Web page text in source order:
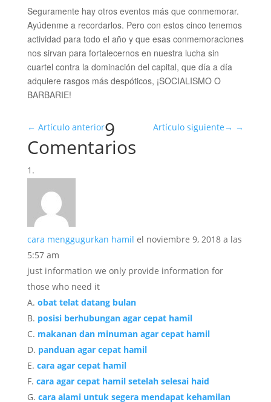
Seguramente hay otros eventos más que conmemorar.
Ayúdenme a recordarlos. Pero con estos cinco tenemos
actividad para todo el año y que esas conmemoraciones
nos sirvan para fortalecernos en nuestra lucha sin
cuartel contra la dominación del capital, que día a día
adquiere rasgos más despóticos, ¡SOCIALISMO O
BARBARIE!
← Artículo anterior Artículo siguiente →
9
Comentarios
cara menggugurkan hamil el noviembre 9, 2018 a las
5:57 am
just information we only provide information for
those who need it
A. obat telat datang bulan
B. posisi berhubungan agar cepat hamil
C. makanan dan minuman agar cepat hamil
D. panduan agar cepat hamil
E. cara agar cepat hamil
F. cara agar cepat hamil setelah selesai haid
G. cara alami untuk segera mendapat kehamilan